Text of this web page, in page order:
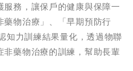
務，讓保戶的健康與保障一
藥物治療」、「早期預防行
知力訓練結果量化，透過物聯
藥物治療的訓練，幫助長輩